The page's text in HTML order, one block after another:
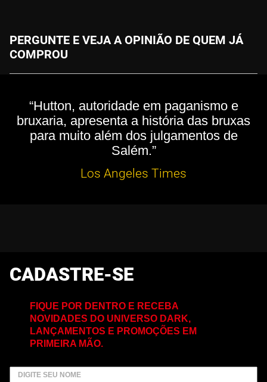
PERGUNTE E VEJA A OPINIÃO DE QUEM JÁ
COMPROU
“Hutton, autoridade em paganismo e
bruxaria, apresenta a história das bruxas
para muito além dos julgamentos de
Salém.”
Los Angeles Times
CADASTRE-SE
FIQUE POR DENTRO E RECEBA
NOVIDADES DO UNIVERSO DARK,
LANÇAMENTOS E PROMOÇÕES EM
PRIMEIRA MÃO.